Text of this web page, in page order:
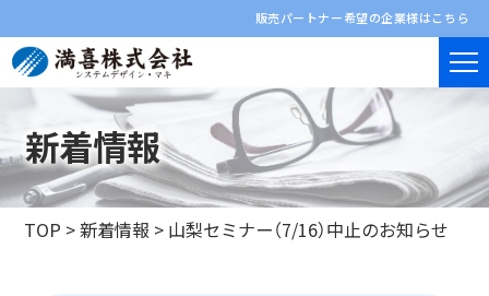
販売パートナー希望の企業様はこちら
新着情報
TOP >新着情報 > 山梨セミナー（7/16）中止のお知らせ